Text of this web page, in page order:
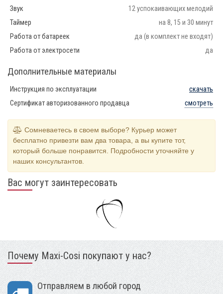
Звук
12 успокаивающих мелодий
Таймер
на 8, 15 и 30 минут
Работа от батареек
да (в комплект не входят)
Работа от электросети
да
Дополнительные материалы
Инструкция по эксплуатации
скачать
Сертификат авторизованного продавца
смотреть
Сомневаетесь в своем выборе? Курьер может
бесплатно привезти вам два товара, а вы купите тот,
который больше понравится. Подробности уточняйте у
наших консультантов.
Вас могут заинтересовать
Почему Maxi-Cosi покупают у нас?
Отправляем в любой город